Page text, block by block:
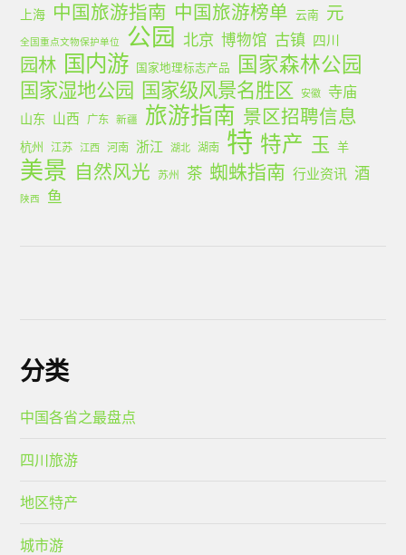
上海 中国旅游指南 中国旅游榜单 云南 元
全国重点文物保护单位 公园 北京 博物馆 古镇 四川
园林 国内游 国家地理标志产品 国家森林公园
国家湿地公园 国家级风景名胜区 安徽 寺庙
山东 山西 广东 新疆 旅游指南 景区招聘信息
杭州 江苏 江西 河南 浙江 湖北 湖南 特 特产 玉 羊
美景 自然风光 苏州 茶 蜘蛛指南 行业资讯 酒
陕西 鱼
分类
中国各省之最盘点
四川旅游
地区特产
城市游